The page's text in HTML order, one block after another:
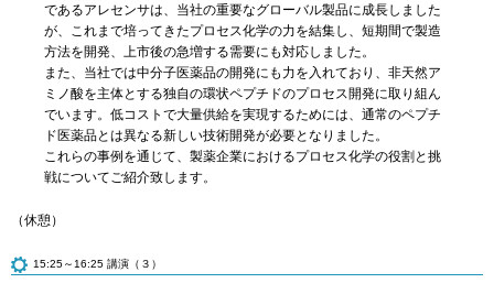
であるアレセンサは、当社の重要なグローバル製品に成長しました
が、これまで培ってきたプロセス化学の力を結集し、短期間で製造
方法を開発、上市後の急増する需要にも対応しました。
また、当社では中分子医薬品の開発にも力を入れており、非天然ア
ミノ酸を主体とする独自の環状ペプチドのプロセス開発に取り組ん
でいます。低コストで大量供給を実現するためには、通常のペプチ
ド医薬品とは異なる新しい技術開発が必要となりました。
これらの事例を通じて、製薬企業におけるプロセス化学の役割と挑
戦についてご紹介致します。
（休憩）
15:25～16:25 講演（３）